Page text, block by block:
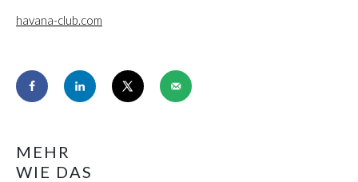
havana-club.com
MEHR
WIE DAS